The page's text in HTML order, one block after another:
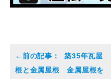
築35年瓦屋
根と金属屋根 金属屋根を